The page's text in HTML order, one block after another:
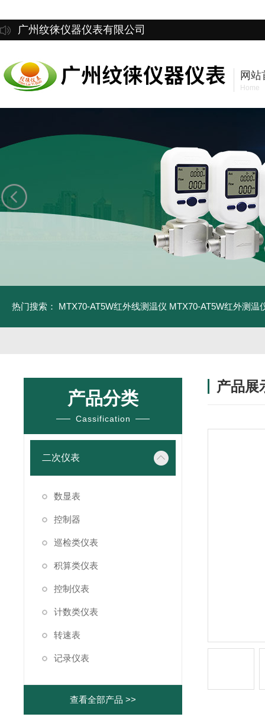
广州纹徕仪器仪表有限公司
网站
Home
热门搜索： MTX70-AT5W红外线测温仪 MTX70-AT5W红外测温
产品分类
Cassification
二次仪表
数显表
控制器
巡检类仪表
积算类仪表
控制仪表
计数类仪表
转速表
记录仪表
查看全部产品 >>
产品展